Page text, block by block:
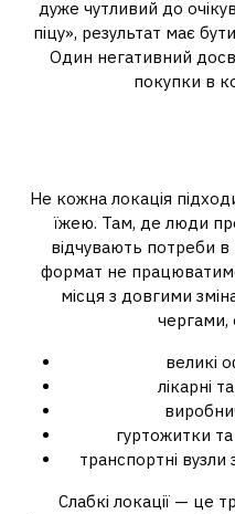
дуже чутливий до
піцу», результат має
Один негативний
покупки в
Не кожна локація
їжею. Там, де люди
відчувають потреби в
формат не
місця з довгими
чергами,
великі
лікарні
гуртожитки та
транспортні
Слабкі локації — це